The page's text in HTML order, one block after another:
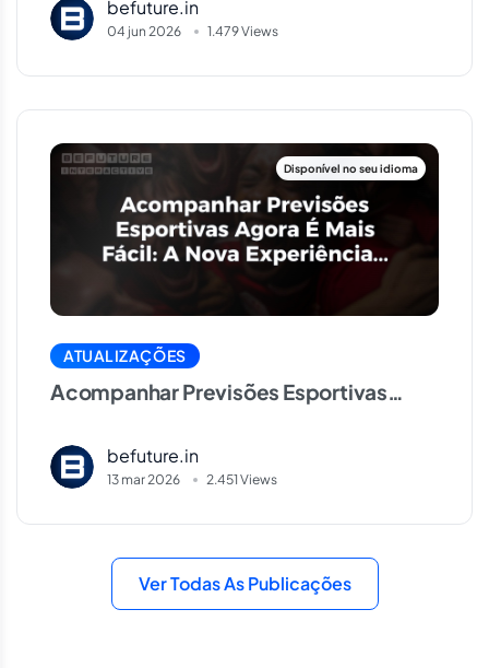
befuture.in
04 jun 2026 1.479 Views
ATUALIZAÇÕES
Acompanhar Previsões Esportivas
de Notificações
befuture.in
13 mar 2026 2.451 Views
Ver Todas As Publicações